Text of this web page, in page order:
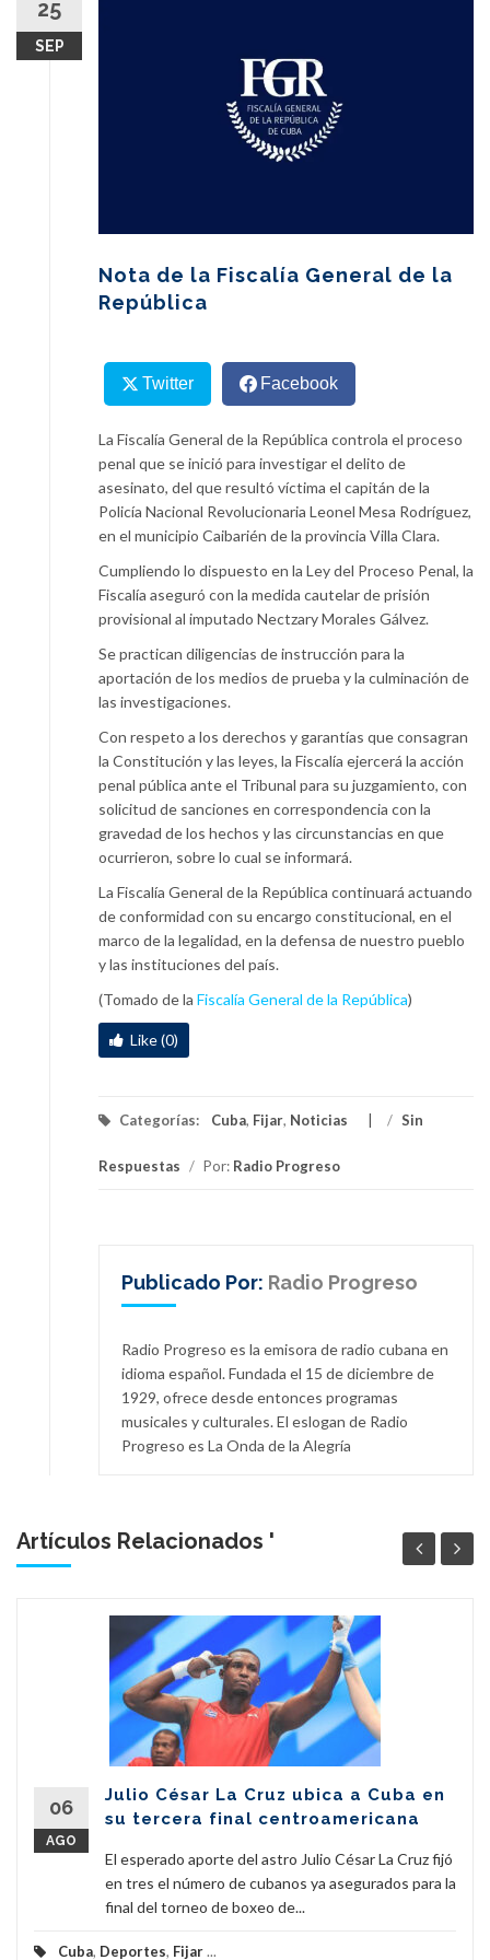
content
25
SEP
Nota de la Fiscalía General de la
República
Twitter Facebook
La Fiscalía General de la República controla el proceso
penal que se inició para investigar el delito de
asesinato, del que resultó víctima el capitán de la
Policía Nacional Revolucionaria Leonel Mesa Rodríguez,
en el municipio Caibarién de la provincia Villa Clara.
Cumpliendo lo dispuesto en la Ley del Proceso Penal, la
Fiscalía aseguró con la medida cautelar de prisión
provisional al imputado Nectzary Morales Gálvez.
Se practican diligencias de instrucción para la
aportación de los medios de prueba y la culminación de
las investigaciones.
Con respeto a los derechos y garantías que consagran
la Constitución y las leyes, la Fiscalía ejercerá la acción
penal pública ante el Tribunal para su juzgamiento, con
solicitud de sanciones en correspondencia con la
gravedad de los hechos y las circunstancias en que
ocurrieron, sobre lo cual se informará.
La Fiscalía General de la República continuará actuando
de conformidad con su encargo constitucional, en el
marco de la legalidad, en la defensa de nuestro pueblo
y las instituciones del país.
(Tomado de la Fiscalía General de la República)
Like (0)
Categorías: Cuba, Fijar, Noticias / Sin
Respuestas / Por: Radio Progreso
Publicado Por: Radio Progreso
Radio Progreso es la emisora de radio cubana en
idioma español. Fundada el 15 de diciembre de
1929, ofrece desde entonces programas
musicales y culturales. El eslogan de Radio
Progreso es La Onda de la Alegría
Artículos Relacionados '
06
AGO
Julio César La Cruz ubica a Cuba en
su tercera final centroamericana
El esperado aporte del astro Julio César La Cruz fijó
en tres el número de cubanos ya asegurados para la
final del torneo de boxeo de...
Cuba, Deportes, Fijar...